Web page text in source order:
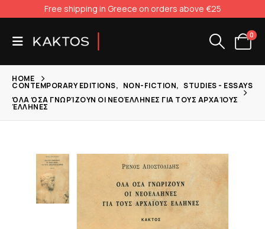
Free shipping in Greece on orders above €25
0
HOME
CONTEMPORARY EDITIONS, NON-FICTION, STUDIES - ESSAYS
ΌΛΑ ΌΣΑ ΓΝΩΡΊΖΟΥΝ ΟΙ ΝΕΟΈΛΛΗΝΕΣ ΓΙΑ ΤΟΥΣ ΑΡΧΑΊΟΥΣ
ΈΛΛΗΝΕΣ